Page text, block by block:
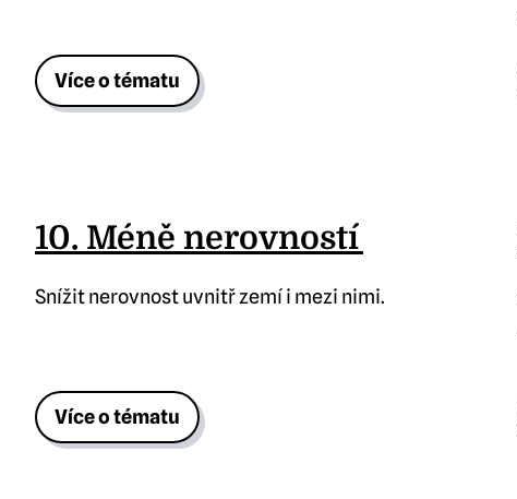
Více o tématu
10. Méně nerovností
Snížit nerovnost uvnitř zemí i mezi nimi.
Více o tématu